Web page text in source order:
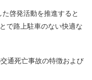
啓発活動を推進すると
で路上駐車のない快適な
通死亡事故の特徴および